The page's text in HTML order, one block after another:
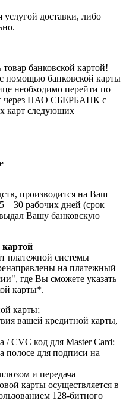
услугой доставки, либо
банковской картой!
помощью банковской карты
необходимо перейти по
через ПАО СБЕРБАНК с
карт следующих
производится на Ваш
рабочих дней (срок
Вашу банковскую
картой
платежной системы
на платежный
где Вы сможете указать
карты*.
карты;
вашей кредитной карты,
/ CVC код для Master Card:
полосе для подписи на
и передача
карты осуществляется в
128-битного